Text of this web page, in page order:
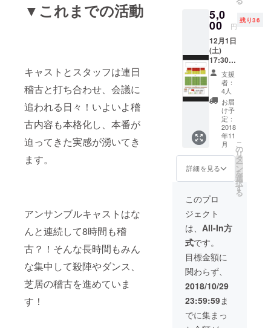
▼これまでの活動
キャストとスタッフは連日
稽古と打ち合わせ、会議に
追われる日々！いよいよ稽
古内容も本格化し、本番が
迫ってきた実感が湧いてき
ます。
アンサンブルキャストはな
んと連続して8時間も稽
古？！そんな長時間もみん
な集中して殺陣やダンス、
芝居の稽古を進めていま
す！
い)とな
りま
す。 ※
一口
5000円
です。
複数枚
お求め
の場合
はま1枚
(一座席)
につき
5000円
の計算
になり
ます。
※紙媒体
ざいま
11/18(
木)、公
演当日
受付の
いずれ
かご希
望の日
程でお
に、チ
ケット
を兼ね
いた本
人様の
みお座
りいた
だけま
す。転
売、譲
渡不
可。 ※
複数名
(複数枚)
でのご
予約は
代表者
様(1名
様)から
のまと
(お支払
い)とな
りま
す。 ※
一口
5000円
です。
複数枚
お求め
の場合
はま1枚
(一座席)
につき
5000円
5,0
00 円
残り36
12月1日
(土)
17:30-
19:30の
公演の
SS席 ※
子ども
割引適
応はご
ざいま
せん。4
歳以上
の方に
限りま
す。 ※
ご支援
いただ
いた本
人様の
みお座
りいた
だけま
す。転
売、譲
渡不
可。 ※
複数名
(複数枚)
でのご
予約は
支援
者：
4人
お届
け予
定：
2018
年11
月
詳細を見る
こ
の
リ
タ
ー
ン
を
選
択
す
る
このプロ
ジェクト
は、 All-In方
式です。
目標金額に
関わらず、
2018/10/29
23:59:59ま
でに集まっ